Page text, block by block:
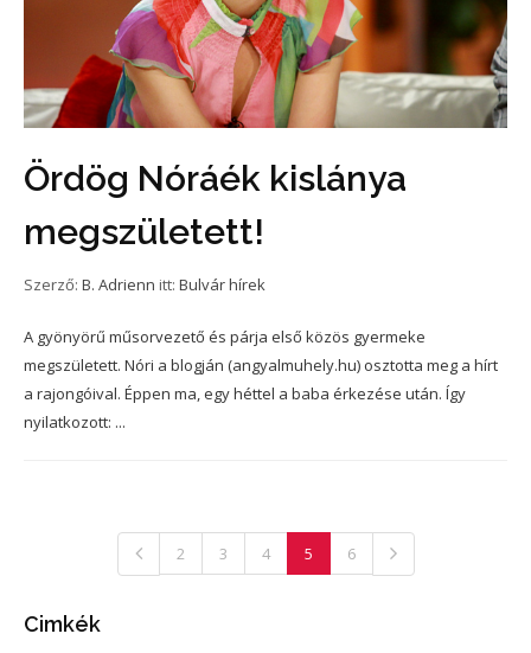
Ördög Nóráék kislánya
megszületett!
Szerző: B. Adrienn itt: Bulvár hírek
A gyönyörű műsorvezető és párja első közös gyermeke
megszületett. Nóri a blogján (angyalmuhely.hu) osztotta meg a hírt
a rajongóival. Éppen ma, egy héttel a baba érkezése után. Így
nyilatkozott: ...
2 3 4 5 6
Cimkék